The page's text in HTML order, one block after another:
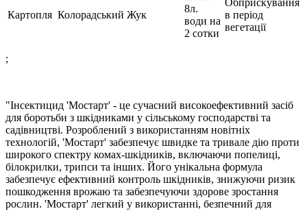
Картопля Колорадський Жук
8л.
води на
2 сотки
Обприскування
в період
вегетації
;
"Інсектицид 'Мостарт' - це сучасний високоефективний засіб
для боротьби з шкідниками у сільському господарстві та
садівництві. Розроблений з використанням новітніх
технологій, 'Мостарт' забезпечує швидке та тривале дію проти
широкого спектру комах-шкідників, включаючи попелиці,
білокрилки, трипси та інших. Його унікальна формула
забезпечує ефективний контроль шкідників, знижуючи ризик
пошкодження врожаю та забезпечуючи здорове зростання
рослин. 'Мостарт' легкий у використанні, безпечний для